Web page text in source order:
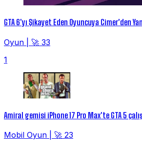
GTA 6'yı Şikayet Eden Oyuncuya Cimer'den
Oyun
🚀 33
1
Amiral gemisi iPhone 17 Pro Max'te GTA 5
Mobil Oyun
🚀 23